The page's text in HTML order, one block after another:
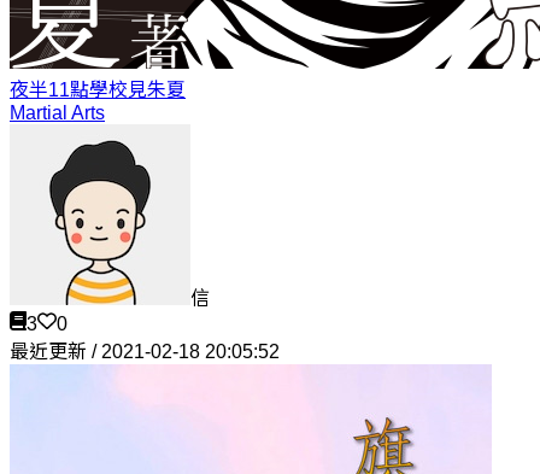
夜半11點學校見朱夏
Martial Arts
信
3
0
最近更新 / 2021-02-18 20:05:52